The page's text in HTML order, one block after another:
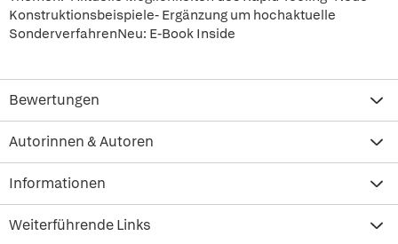
Konstruktionsbeispiele- Ergänzung um hochaktuelle
SonderverfahrenNeu: E-Book Inside
Bewertungen
Autorinnen & Autoren
Informationen
Weiterführende Links